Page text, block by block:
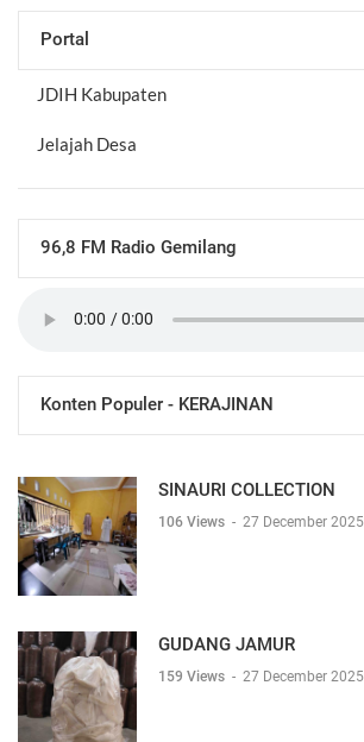
Portal
JDIH Kabupaten
Jelajah Desa
96,8 FM Radio Gemilang
Konten Populer - KERAJINAN
SINAURI COLLECTION
106 Views - 27 December 2025
GUDANG JAMUR
159 Views - 27 December 2025